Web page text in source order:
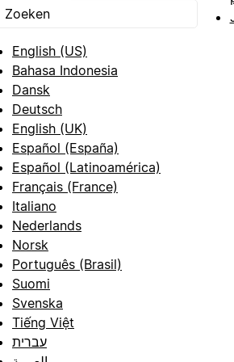
English (US)
Bahasa Indonesia
Dansk
Deutsch
English (UK)
Español (España)
Español (Latinoamérica)
Français (France)
Italiano
Nederlands
Norsk
Português (Brasil)
Suomi
Svenska
Tiếng Việt
עברית